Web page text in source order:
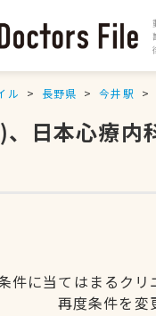
ル 長野県 今井駅
日本心療内
件に当てはまるクリ
再度条件を変